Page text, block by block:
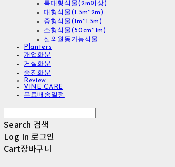
특대형식물(2m이상)
대형식물(1.5m~2m)
중형식물(1m~1.5m)
소형식물(50cm~1m)
실외월동가능식물
Planters
개업화분
거실화분
승진화분
Review
VINE CARE
무료배송일정
Search 검색
Log In 로그인
Cart장바구니